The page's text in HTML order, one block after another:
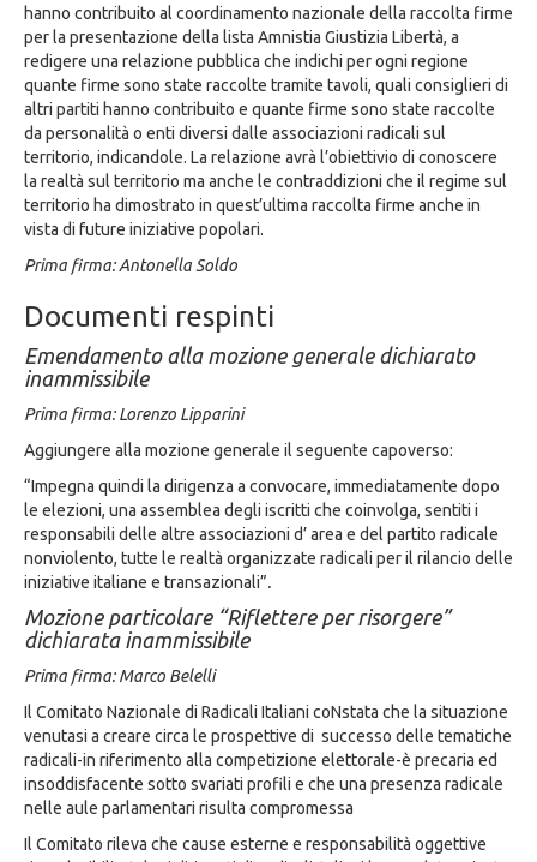
hanno contribuito al coordinamento nazionale della raccolta firme
per la presentazione della lista Amnistia Giustizia Libertà, a
redigere una relazione pubblica che indichi per ogni regione
quante firme sono state raccolte tramite tavoli, quali consiglieri di
altri partiti hanno contribuito e quante firme sono state raccolte
da personalità o enti diversi dalle associazioni radicali sul
territorio, indicandole. La relazione avrà l’obiettivio di conoscere
la realtà sul territorio ma anche le contraddizioni che il regime sul
territorio ha dimostrato in quest’ultima raccolta firme anche in
vista di future iniziative popolari.
Prima firma: Antonella Soldo
Documenti respinti
Emendamento alla mozione generale dichiarato
inammissibile
Prima firma: Lorenzo Lipparini
Aggiungere alla mozione generale il seguente capoverso:
“Impegna quindi la dirigenza a convocare, immediatamente dopo
le elezioni, una assemblea degli iscritti che coinvolga, sentiti i
responsabili delle altre associazioni d’ area e del partito radicale
nonviolento, tutte le realtà organizzate radicali per il rilancio delle
iniziative italiane e transazionali”.
Mozione particolare “Riflettere per risorgere”
dichiarata inammissibile
Prima firma: Marco Belelli
Il Comitato Nazionale di Radicali Italiani coNstata che la situazione
venutasi a creare circa le prospettive di successo delle tematiche
radicali-in riferimento alla competizione elettorale-è precaria ed
insoddisfacente sotto svariati profili e che una presenza radicale
nelle aule parlamentari risulta compromessa
Il Comitato rileva che cause esterne e responsabilità oggettive